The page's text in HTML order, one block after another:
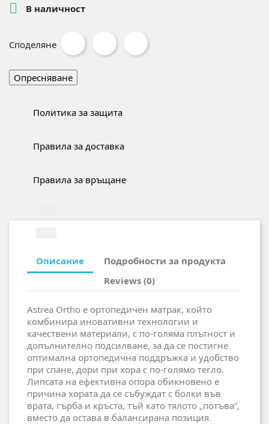
 В наличност
Споделяне
Политика за защита
Правила за доставка
Правила за връщане
Описание
Подробности за продукта
Reviews (0)
Astrea Ortho е ортопедичен матрак, който
комбинира иновативни технологии и
качествени материали, с по-голяма плътност и
допълнително подсилване, за да се постигне
оптимална ортопедична поддръжка и удобство
при спане, дори при хора с по-голямо тегло.
Липсата на ефективна опора обикновено е
причина хората да се събуждат с болки във
врата, гърба и кръста, тъй като тялото „потъва“,
вместо да остава в балансирана позиция.